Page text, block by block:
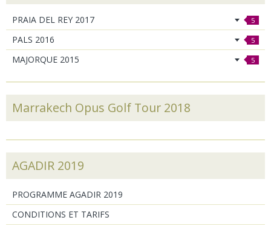
PRAIA DEL REY 2017 5
PALS 2016 5
MAJORQUE 2015 5
Marrakech Opus Golf Tour 2018
AGADIR 2019
PROGRAMME AGADIR 2019
CONDITIONS ET TARIFS